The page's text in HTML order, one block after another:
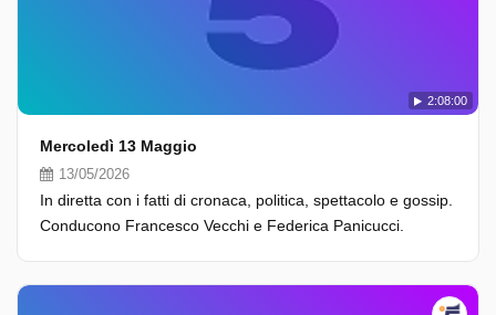
2:08:00
Mercoledì 13 Maggio
13/05/2026
In diretta con i fatti di cronaca, politica, spettacolo e gossip.
Conducono Francesco Vecchi e Federica Panicucci.